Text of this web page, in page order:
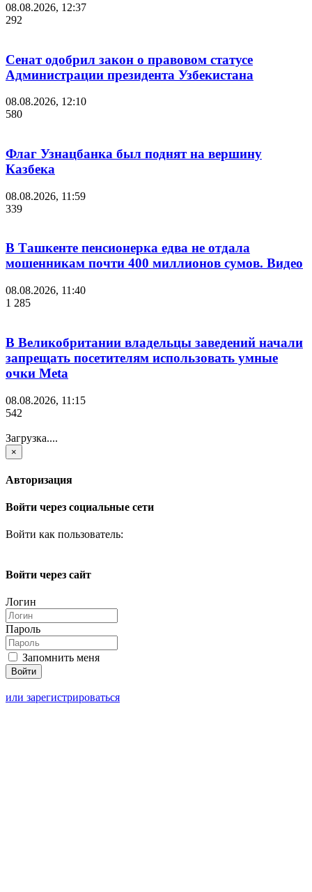
08.08.2026, 12:37
292
Сенат одобрил закон о правовом статусе
Администрации президента Узбекистана
08.08.2026, 12:10
580
Флаг Узнацбанка был поднят на вершину
Казбека
08.08.2026, 11:59
339
В Ташкенте пенсионерка едва не отдала
мошенникам почти 400 миллионов сумов. Видео
08.08.2026, 11:40
1 285
В Великобритании владельцы заведений начали
запрещать посетителям использовать умные
очки Meta
08.08.2026, 11:15
542
Загрузка....
×
Авторизация
Войти через социальные сети
Войти как пользователь:
Войти через сайт
Логин
Пароль
Запомнить меня
или зарегистрироваться